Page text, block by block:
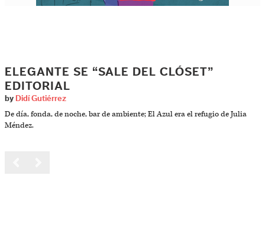
ELEGANTE SE “SALE DEL CLÓSET”
EDITORIAL
by Didí Gutiérrez
De día, fonda, de noche, bar de ambiente; El Azul era el refugio de Julia
Méndez.